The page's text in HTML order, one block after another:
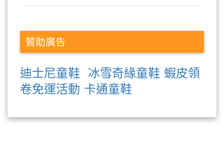
贊助廣告
迪士尼童鞋 冰雪奇緣童鞋 蝦皮領
卷免運活動 卡通童鞋